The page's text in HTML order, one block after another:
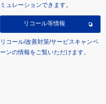
ミュレーションできます。
リコール等情報
リコール/改善対策/サービスキャンペ
ーンの情報をご覧いただけます。